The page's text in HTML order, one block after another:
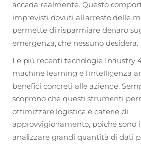
accada realmente. Questo
imprevisti dovuti all'arresto delle
permette di risparmiare denaro
emergenza, che nessuno desidera.
Le più recenti tecnologie Industry
machine learning e l'intelligenza
benefici concreti alle aziende.
scoprono che questi strumenti
ottimizzare logistica e catene di
approvvigionamento, poiché sono
analizzare grandi quantità di dati